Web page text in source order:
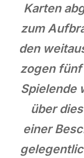
Karten
zum
den
zogen fünf
Spielende
über
einer